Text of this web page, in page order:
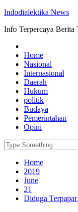
Indodialektika News
Info Terpercaya Berita
Home
Nasional
Internasional
Daerah
Hukum
politik
Budaya
Pemerintahan
Opini
Home
2019
June
21
Diduga